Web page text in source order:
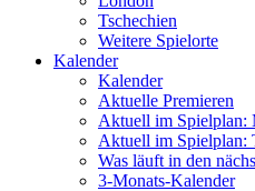
Tschechien
Weitere Spielorte
Kalender
Kalender
Aktuelle Premieren
Aktuell im
Aktuell im
Was läuft in den
3-Monats-Kalender